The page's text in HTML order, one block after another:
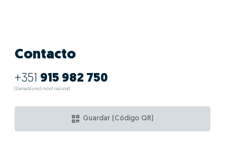
Contacto
+351 915 982 750
(Llamada a red móvil nacional)
Guardar (Código QR)